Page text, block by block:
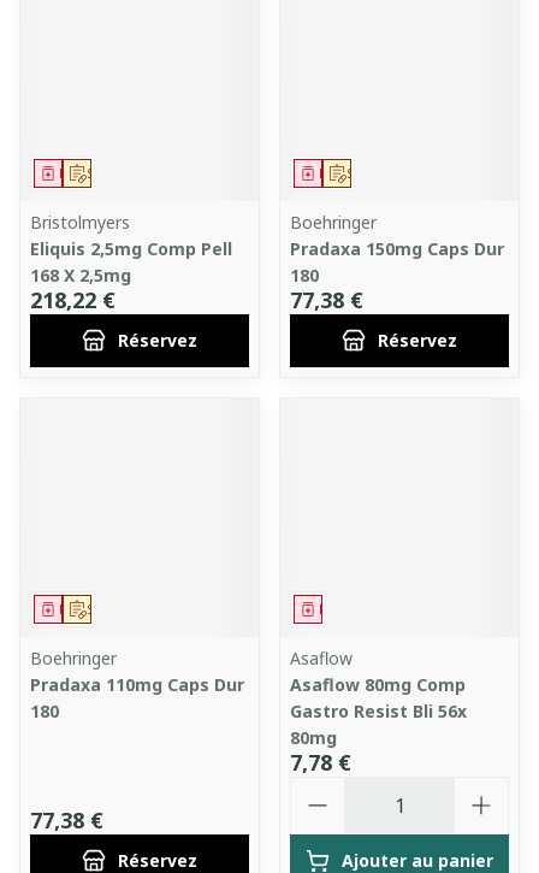
Sur prescription
Médicament
Bristolmyers
Eliquis 2,5mg Comp Pell
168 X 2,5mg
218,22 €
Réservez
Sur prescription
Médicament
Boehringer
Pradaxa 150mg Caps Dur
180
77,38 €
Réservez
Sur prescription
Médicament
Boehringer
Pradaxa 110mg Caps Dur
180
77,38 €
Réservez
Médicament
Asaflow
Asaflow 80mg Comp
Gastro Resist Bli 56x
80mg
7,78 €
Ajouter au panier